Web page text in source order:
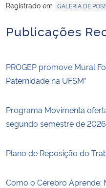
Gabinete de Segurança Institucional
Banco Central do Brasil
Planalto
Registrado em GALERIA DE
Publicações
PROGEP promove Mural
Paternidade na UFSM”
Programa Movimenta
segundo semestre de 2026
Plano de Reposição do
Como o Cérebro Aprende: